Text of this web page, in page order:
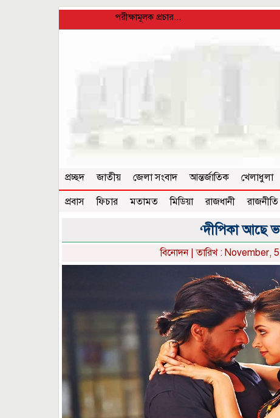
পরীক্ষামূলক প্রচার...
প্রচ্ছদ জাতীয় জেলা সংবাদ আন্তর্জাতিক খেলাধুলা
প্রবাস
ফিচার মতামত মিডিয়া রাজধানী রাজনীতি
‘দীপিকা আছে
বিনোদন| তারিখ : November,